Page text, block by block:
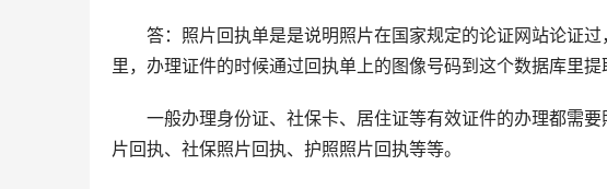
答：照片回执单是是说明照片在国家规定的论证网站论证
里，办理证件的时候通过回执单上的图像号码到这个数据库里提
一般办理身份证、社保卡、居住证等有效证件的办理都需
片回执、社保照片回执、护照照片回执等等。